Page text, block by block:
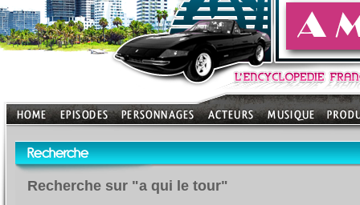
Recherche
Recherche sur "a qui le tour"